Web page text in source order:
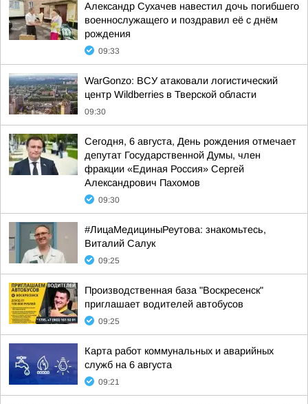
Александр Сухачев навестил дочь погибшего
военнослужащего и поздравил её с днём
рождения
09:33
WarGonzo: ВСУ атаковали логистический
центр Wildberries в Тверской области
09:30
Сегодня, 6 августа, День рождения отмечает
депутат Государственной Думы, член
фракции «Единая Россия» Сергей
Александрович Пахомов
09:30
#ЛицаМедициныРеутова: знакомьтесь,
Виталий Салук
09:25
Производственная база "Воскресенск"
приглашает водителей автобусов
09:25
Карта работ коммунальных и аварийных
служб на 6 августа
09:21